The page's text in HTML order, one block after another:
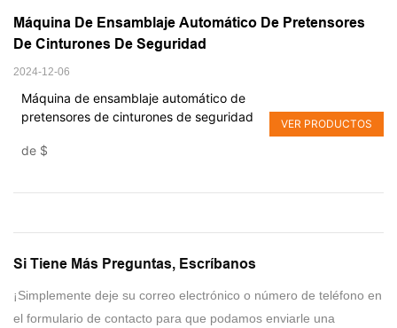
Máquina De Ensamblaje Automático De Pretensores
De Cinturones De Seguridad
2024-12-06
Máquina de ensamblaje automático de
pretensores de cinturones de seguridad
de $
VER PRODUCTOS
Si Tiene Más Preguntas, Escríbanos
¡Simplemente deje su correo electrónico o número de teléfono en
el formulario de contacto para que podamos enviarle una